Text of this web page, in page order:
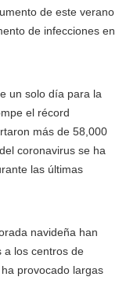
de este verano
de infecciones en
un solo día para la
el récord
más de 58,000
coronavirus se ha
las últimas
navideña han
a los centros de
provocado largas